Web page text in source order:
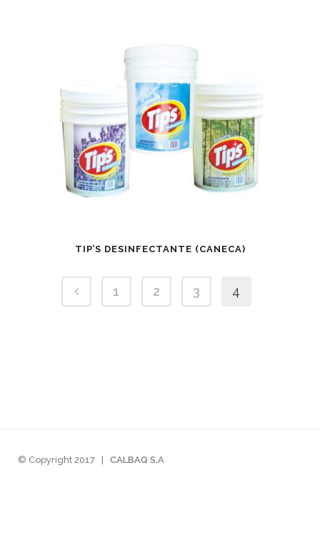
TIP’S DESINFECTANTE (CANECA)
1 2 3 4
© Copyright 2017 CALBAQ S.A